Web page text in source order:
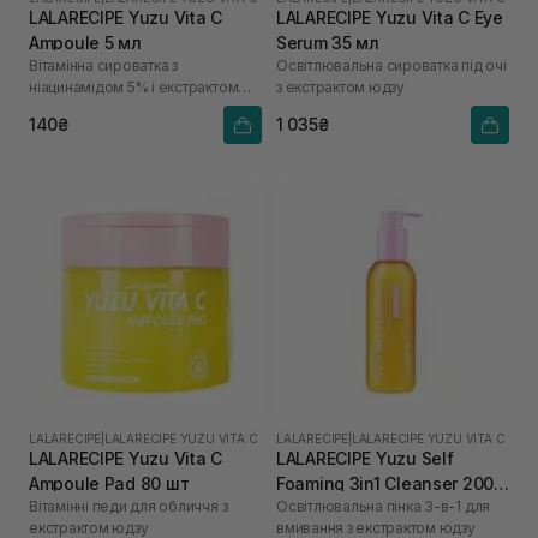
LALARECIPE Yuzu Vita C
Ampoule 5 мл
Вітамінна сироватка з
ніацинамідом 5% і екстрактом
140₴
LALARECIPE Yuzu Vita C Eye
Serum 35 мл
Освітлювальна сироватка під очі
з екстрактом юдзу
1 035₴
LALARECIPE LALARECIPE YUZU VITA C
LALARECIPE Yuzu Vita C
Ampoule Pad 80 шт
Вітамінні педи для обличчя з
екстрактом юдзу
LALARECIPE LALARECIPE YUZU VITA C
LALARECIPE Yuzu Self
Foaming 3in1 Cleanser 200
мл
Освітлювальна пінка 3-в-1 для
вмивання з екстрактом юдзу